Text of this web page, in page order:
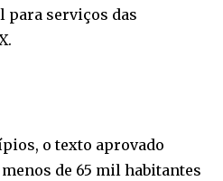
para serviços das
o texto aprovado
de 65 mil habitantes